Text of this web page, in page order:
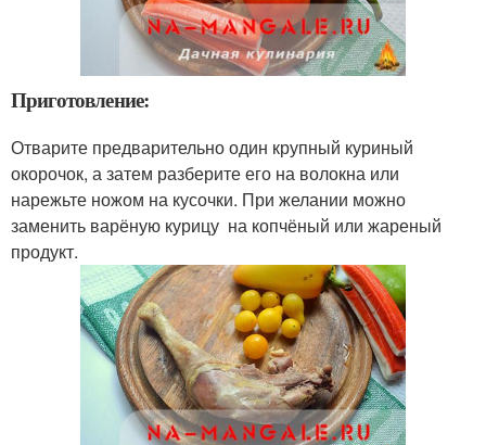
Приготовление:
Отварите предварительно один крупный куриный
окорочок, а затем разберите его на волокна или
нарежьте ножом на кусочки. При желании можно
заменить варёную курицу на копчёный или жареный
продукт.